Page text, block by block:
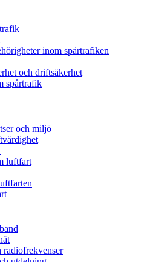
inom spårtrafiken
och driftsäkerhet
spårtrafik
och miljö
luftfart
radiofrekvenser